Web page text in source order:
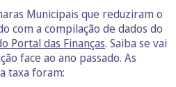
Municipais que reduziram o
com a compilação de dados do
Portal das Finanças. Saiba se vai
face ao ano passado. As
taxa foram: